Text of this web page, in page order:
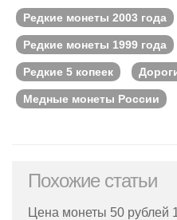
Редкие монеты 2003 года
Редкие монеты 1999 года
Редкие 5 копеек
Медные монеты России
Похожие статьи
Цена монеты 50 рублей